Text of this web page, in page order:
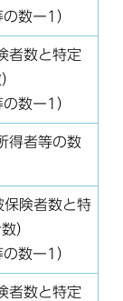
数ー1）
者数と特定
数ー1）
得者等の数
険者数と特
）
数ー1）
者数と特定